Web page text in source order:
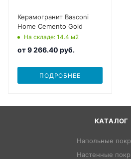
Керамогранит Basconi
Home Cemento Gold
На складе: 14.4 м2
от9 266.40 руб.
ПОДРОБНЕЕ
КАТАЛОГ
Напольные
Настенные